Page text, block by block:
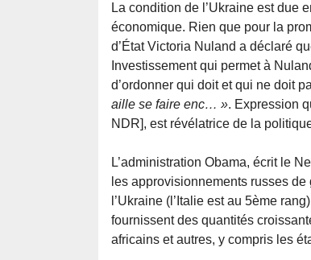
La condition de l’Ukraine est due
économique. Rien que pour la
d’État Victoria Nuland a déclaré
Investissement qui permet à
d’ordonner qui doit et qui ne doit
aille se faire enc… ». Expression
NDR], est révélatrice de la
L’administration Obama, écrit le
les approvisionnements russes
l’Ukraine (l’Italie est au 5ème
fournissent des quantités
africains et autres, y compris les